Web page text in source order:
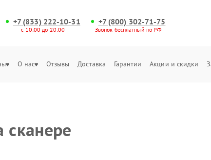
+7 (833) 222-10-31
с 10:00 до 20:00
+7 (800) 302-71-75
Звонок бесплатный по РФ
О нас Отзывы Доставка Гарантии Акции и скидки
сканере